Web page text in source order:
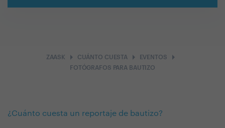
ZAASK arrow_right CUÁNTO CUESTA arrow_right EVENTOS arrow_right
FOTÓGRAFOS PARA BAUTIZO
¿Cuánto cuesta un reportaje de bautizo?